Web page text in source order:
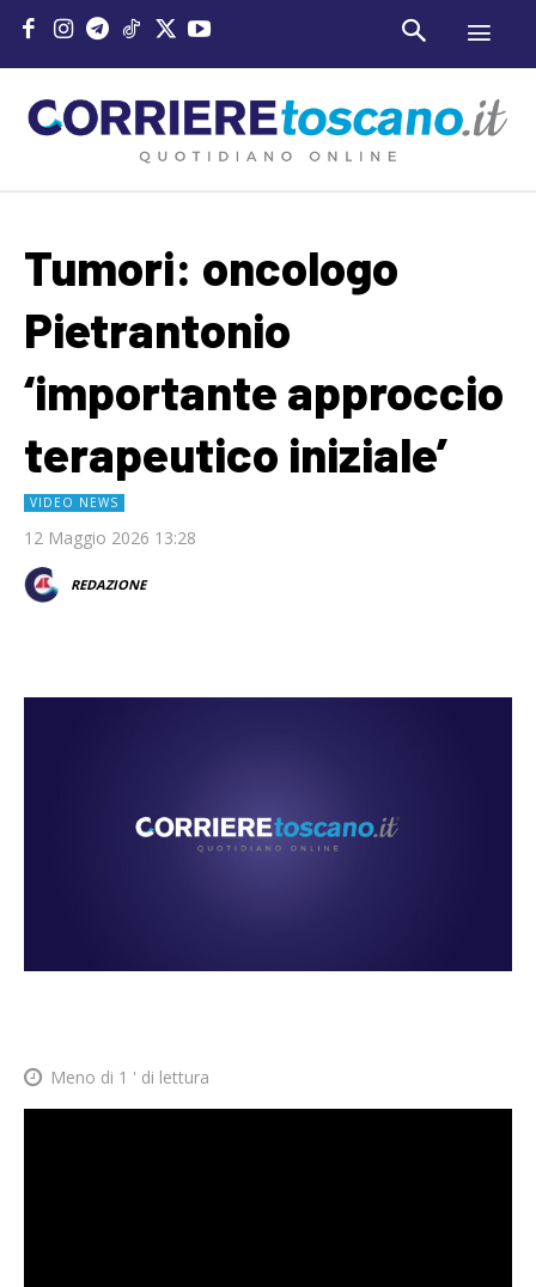
Tumori: oncologo
Pietrantonio
‘importante approccio
terapeutico iniziale’
VIDEO NEWS
12 Maggio 2026 13:28
REDAZIONE
Meno di 1 ' di lettura